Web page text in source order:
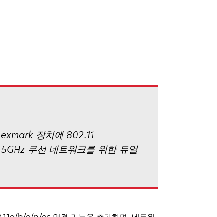
장치에 802.11
무선 네트워크를 위한 듀얼